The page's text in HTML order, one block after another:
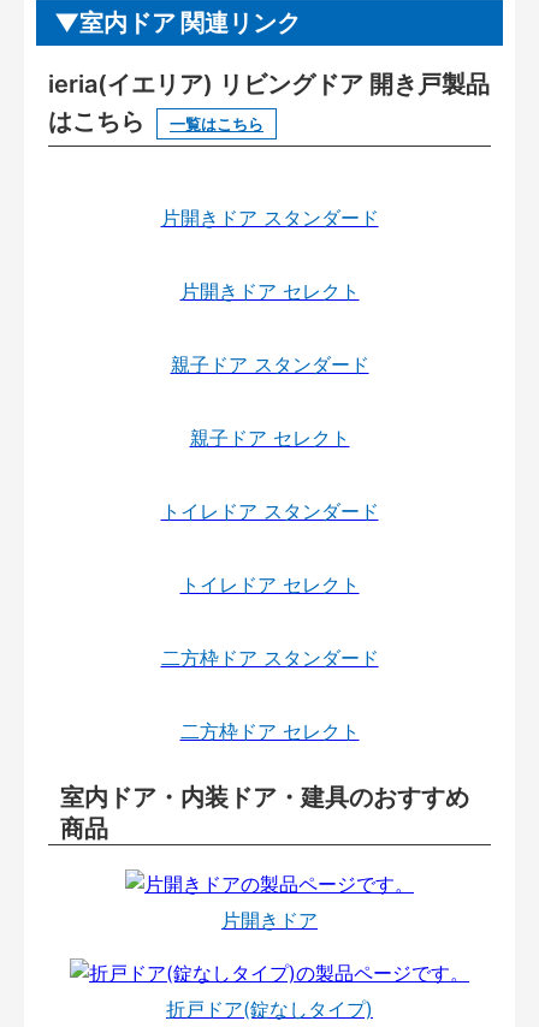
室内ドア 関連リンク
ieria(イエリア) リビングドア 開き戸製品
はこちら
一覧はこちら
片開きドア スタンダード
片開きドア セレクト
親子ドア スタンダード
親子ドア セレクト
トイレドア スタンダード
トイレドア セレクト
二方枠ドア スタンダード
二方枠ドア セレクト
室内ドア・内装ドア・建具のおすすめ
商品
片開きドア
折戸ドア(錠なしタイプ)